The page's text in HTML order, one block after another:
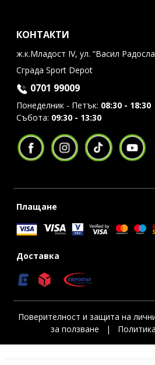
КОНТАКТИ
ж.к.Младост IV, ул. “Васил
Сграда Sport Depot
0701 99009
Понеделник - Петък: 08:30 - 18:30
Събота: 09:30 - 13:30
Плащане
Доставка
Поверителност и защита на
за ползване
|